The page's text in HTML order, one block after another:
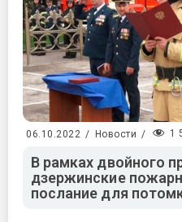
06.10.2022 / Новости / 1
В рамках двойного
дзержинские
послание для